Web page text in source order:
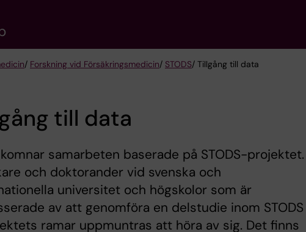
/ Forskning vid Försäkringsmedicin/ STODS/ Tillgång till data
till data
samarbeten baserade på STODS-projektet.
och doktorander vid svenska och
universitet och högskolor som är
av att genomföra en delstudie inom STODS
ramar uppmuntras att höra av sig. Det finns